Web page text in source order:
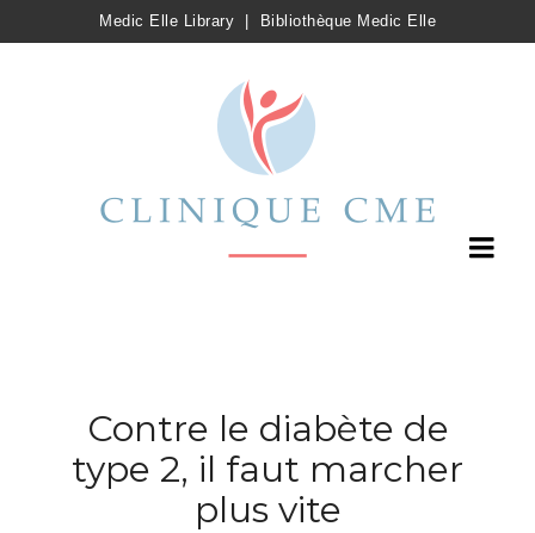
Medic Elle Library Bibliothèque Medic Elle
Contre le diabète de
type 2, il faut marcher
plus vite